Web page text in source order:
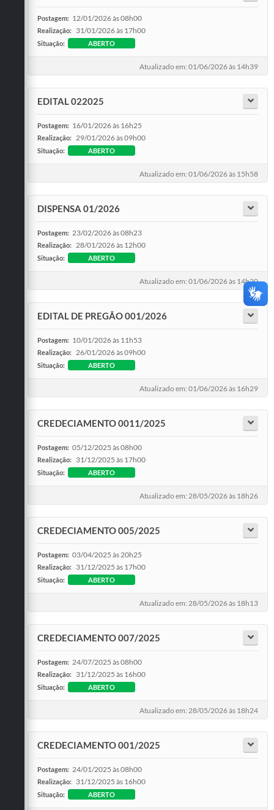
Postagem: 12/01/2026 às 08h00
Realização: 31/01/2026 às 17h00
Situação: ABERTO
Atualizado em: 01/06/2026 às 14h39
EDITAL 022025
Postagem: 16/01/2026 às 16h25
Realização: 29/01/2026 às 09h00
Situação: ABERTO
Atualizado em: 01/06/2026 às 15h58
DISPENSA 01/2026
Postagem: 23/02/2026 às 08h23
Realização: 28/01/2026 às 12h00
Situação: ABERTO
Atualizado em: 01/06/2026 às 14h20
EDITAL DE PREGÃO 001/2026
Postagem: 10/01/2026 às 11h53
Realização: 26/01/2026 às 09h00
Situação: ABERTO
Atualizado em: 01/06/2026 às 16h29
CREDECIAMENTO 0011/2025
Postagem: 05/12/2025 às 08h00
Realização: 31/12/2025 às 17h00
Situação: ABERTO
Atualizado em: 28/05/2026 às 18h26
CREDECIAMENTO 005/2025
Postagem: 03/04/2025 às 20h25
Realização: 31/12/2025 às 17h00
Situação: ABERTO
Atualizado em: 28/05/2026 às 18h13
CREDECIAMENTO 007/2025
Postagem: 24/07/2025 às 08h00
Realização: 31/12/2025 às 16h00
Situação: ABERTO
Atualizado em: 28/05/2026 às 18h24
CREDECIAMENTO 001/2025
Postagem: 24/01/2025 às 08h00
Realização: 31/12/2025 às 16h00
Situação: ABERTO